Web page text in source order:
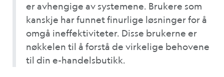
er avhengige av systemene. Brukere som
kanskje har funnet finurlige løsninger for å
omgå ineffektiviteter. Disse brukerne er
nøkkelen til å forstå de virkelige behovene
til din e-handelsbutikk.